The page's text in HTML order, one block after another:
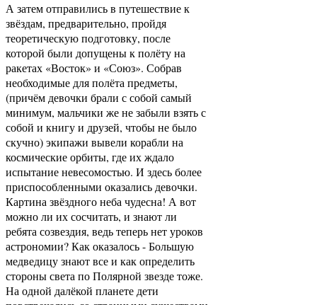
А затем отправились в путешествие к
звёздам, предварительно, пройдя
теоретическую подготовку, после
которой были допущены к полёту на
ракетах «Восток» и «Союз». Собрав
необходимые для полёта предметы,
(причём девочки брали с собой самый
минимум, мальчики же не забыли взять с
собой и книгу и друзей, чтобы не было
скучно) экипажи вывели корабли на
космические орбиты, где их ждало
испытание невесомостью. И здесь более
приспособленными оказались девочки.
Картина звёздного неба чудесна! А вот
можно ли их сосчитать, и знают ли
ребята созвездия, ведь теперь нет уроков
астрономии? Как оказалось - Большую
медведицу знают все и как определить
стороны света по Полярной звезде тоже.
На одной далёкой планете дети